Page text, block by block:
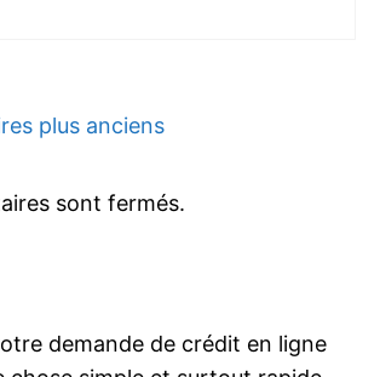
plus anciens
sont fermés.
demande de crédit en ligne